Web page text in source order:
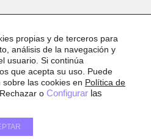
propias y de terceros para
análisis de la navegación y
usuario. Si continúa
que acepta su uso. Puede
las cookies en Política de
o Configurar las